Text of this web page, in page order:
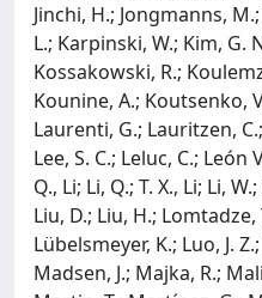
Jinchi, H.; Jongmanns,
L.; Karpinski, W.; Kim, G.
Kossakowski, R.;
Kounine, A.; Koutsenko,
Laurenti, G.; Lauritzen,
Lee, S. C.; Leluc, C.; León
Q., Li; Li, Q.; T. X., Li; Li,
Liu, D.; Liu, H.; Lomtadze,
Lübelsmeyer, K.; Luo, J.
Madsen, J.; Majka, R.;